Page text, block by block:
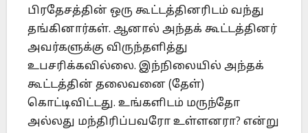
பிரதேசத்தின் ஒரு கூட்டத்தினரிடம் வந்து
தங்கினார்கள். ஆனால் அந்தக் கூட்டத்தினர்
அவர்களுக்கு விருந்தளித்து
உபசரிக்கவில்லை. இந்நிலையில் அந்தக்
கூட்டத்தின் தலைவனை (தேள்)
கொட்டிவிட்டது. உங்களிடம் மருந்தோ
அல்லது மந்திரிப்பவரோ உள்ளனரா? என்று